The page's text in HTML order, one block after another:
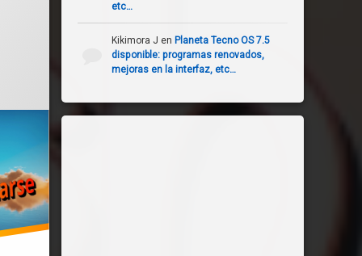
etc…
Kikimora J en Planeta Tecno OS 7.5
disponible: programas renovados,
mejoras en la interfaz, etc…